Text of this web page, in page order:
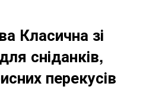
Класична зі
сніданків,
перекусів